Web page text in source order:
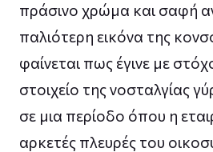
πράσινο χρώμα και σαφή
παλιότερη εικόνα της
φαίνεται πως έγινε με
στοιχείο της νοσταλγίας
σε μια περίοδο όπου η
αρκετές πλευρές του